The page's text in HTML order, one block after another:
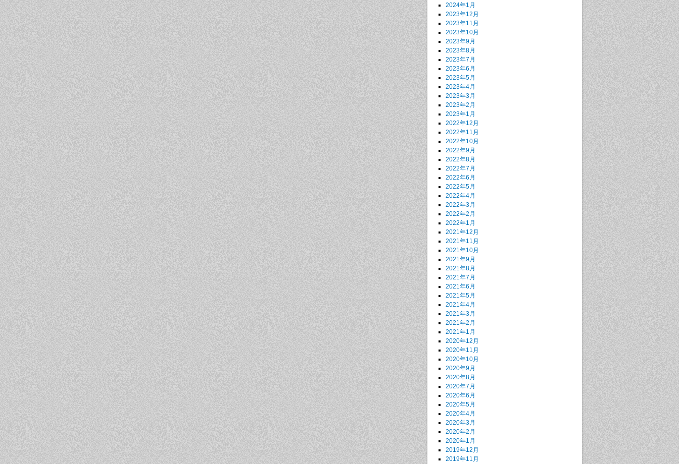
2024年1月
2023年12月
2023年11月
2023年10月
2023年9月
2023年8月
2023年7月
2023年6月
2023年5月
2023年4月
2023年3月
2023年2月
2023年1月
2022年12月
2022年11月
2022年10月
2022年9月
2022年8月
2022年7月
2022年6月
2022年5月
2022年4月
2022年3月
2022年2月
2022年1月
2021年12月
2021年11月
2021年10月
2021年9月
2021年8月
2021年7月
2021年6月
2021年5月
2021年4月
2021年3月
2021年2月
2021年1月
2020年12月
2020年11月
2020年10月
2020年9月
2020年8月
2020年7月
2020年6月
2020年5月
2020年4月
2020年3月
2020年2月
2020年1月
2019年12月
2019年11月